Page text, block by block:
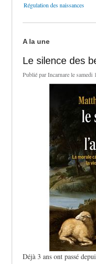
Régulation des naissances
A la une
Le silence des
Publié parIncarnarele samedi
Déjà 3 ans ont passé